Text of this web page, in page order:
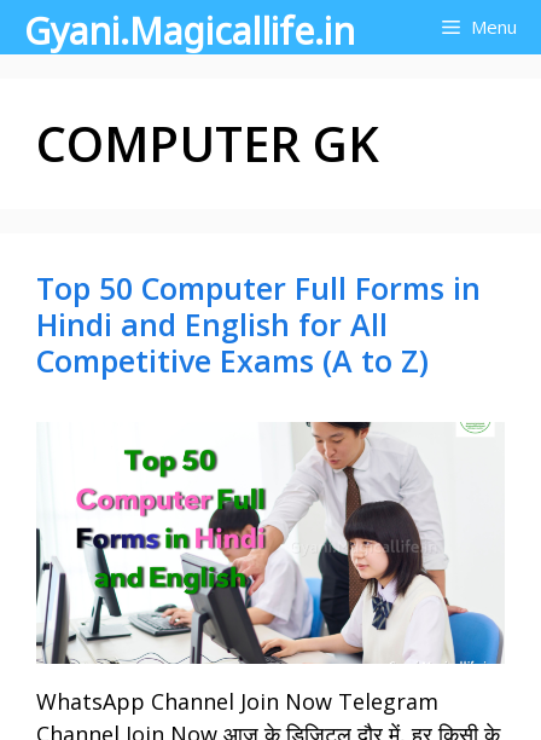
Skip
toGyani.Magicallife.in Menu
COMPUTER GK
Top 50 Computer Full Forms in
Hindi and English for All
Competitive Exams (A to Z)
WhatsApp Channel Join Now Telegram
Channel Join Now आज के डिजिटल दौर में, हर किसी के